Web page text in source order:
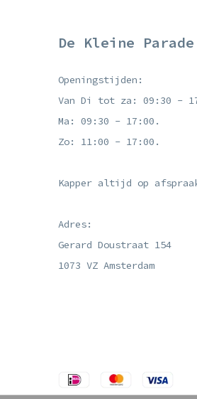
De Kleine Parade
Openingstijden:
Van Di tot za: 09:30 -
Ma: 09:30 - 17:00.
Zo: 11:00 - 17:00.
Kapper altijd op
Adres:
Gerard Doustraat 154
1073 VZ Amsterdam